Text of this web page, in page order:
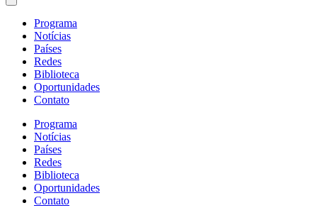
Programa
Notícias
Países
Redes
Biblioteca
Oportunidades
Contato
Programa
Notícias
Países
Redes
Biblioteca
Oportunidades
Contato